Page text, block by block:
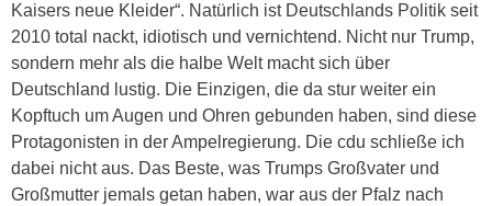
Kaisers neue Kleider“. Natürlich ist Deutschlands Politik seit
2010 total nackt, idiotisch und vernichtend. Nicht nur Trump,
sondern mehr als die halbe Welt macht sich über
Deutschland lustig. Die Einzigen, die da stur weiter ein
Kopftuch um Augen und Ohren gebunden haben, sind diese
Protagonisten in der Ampelregierung. Die cdu schließe ich
dabei nicht aus. Das Beste, was Trumps Großvater und
Großmutter jemals getan haben, war aus der Pfalz nach